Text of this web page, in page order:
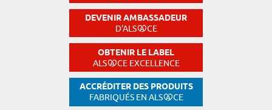
DEVENIR AMBASSADEUR
D'ALS CE
OBTENIR LE LABEL
ALS CE EXCELLENCE
ACCRÉDITER DES PRODUITS
FABRIQUÉS EN ALS CE